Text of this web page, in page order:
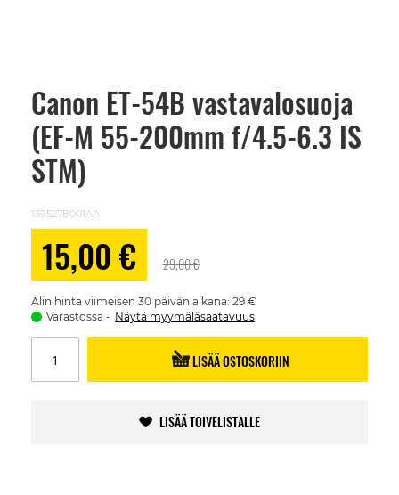
Canon ET-54B vastavalosuoja
(EF-M 55-200mm f/4.5-6.3 IS
STM)
139527B001AA
15,00 € 29,00 €
Alin hinta viimeisen 30 päivän aikana: 29 €
Varastossa
Näytä myymäläsaatavuus
LISÄÄ OSTOSKORIIN
LISÄÄ TOIVELISTALLE
Skip
beginning
images